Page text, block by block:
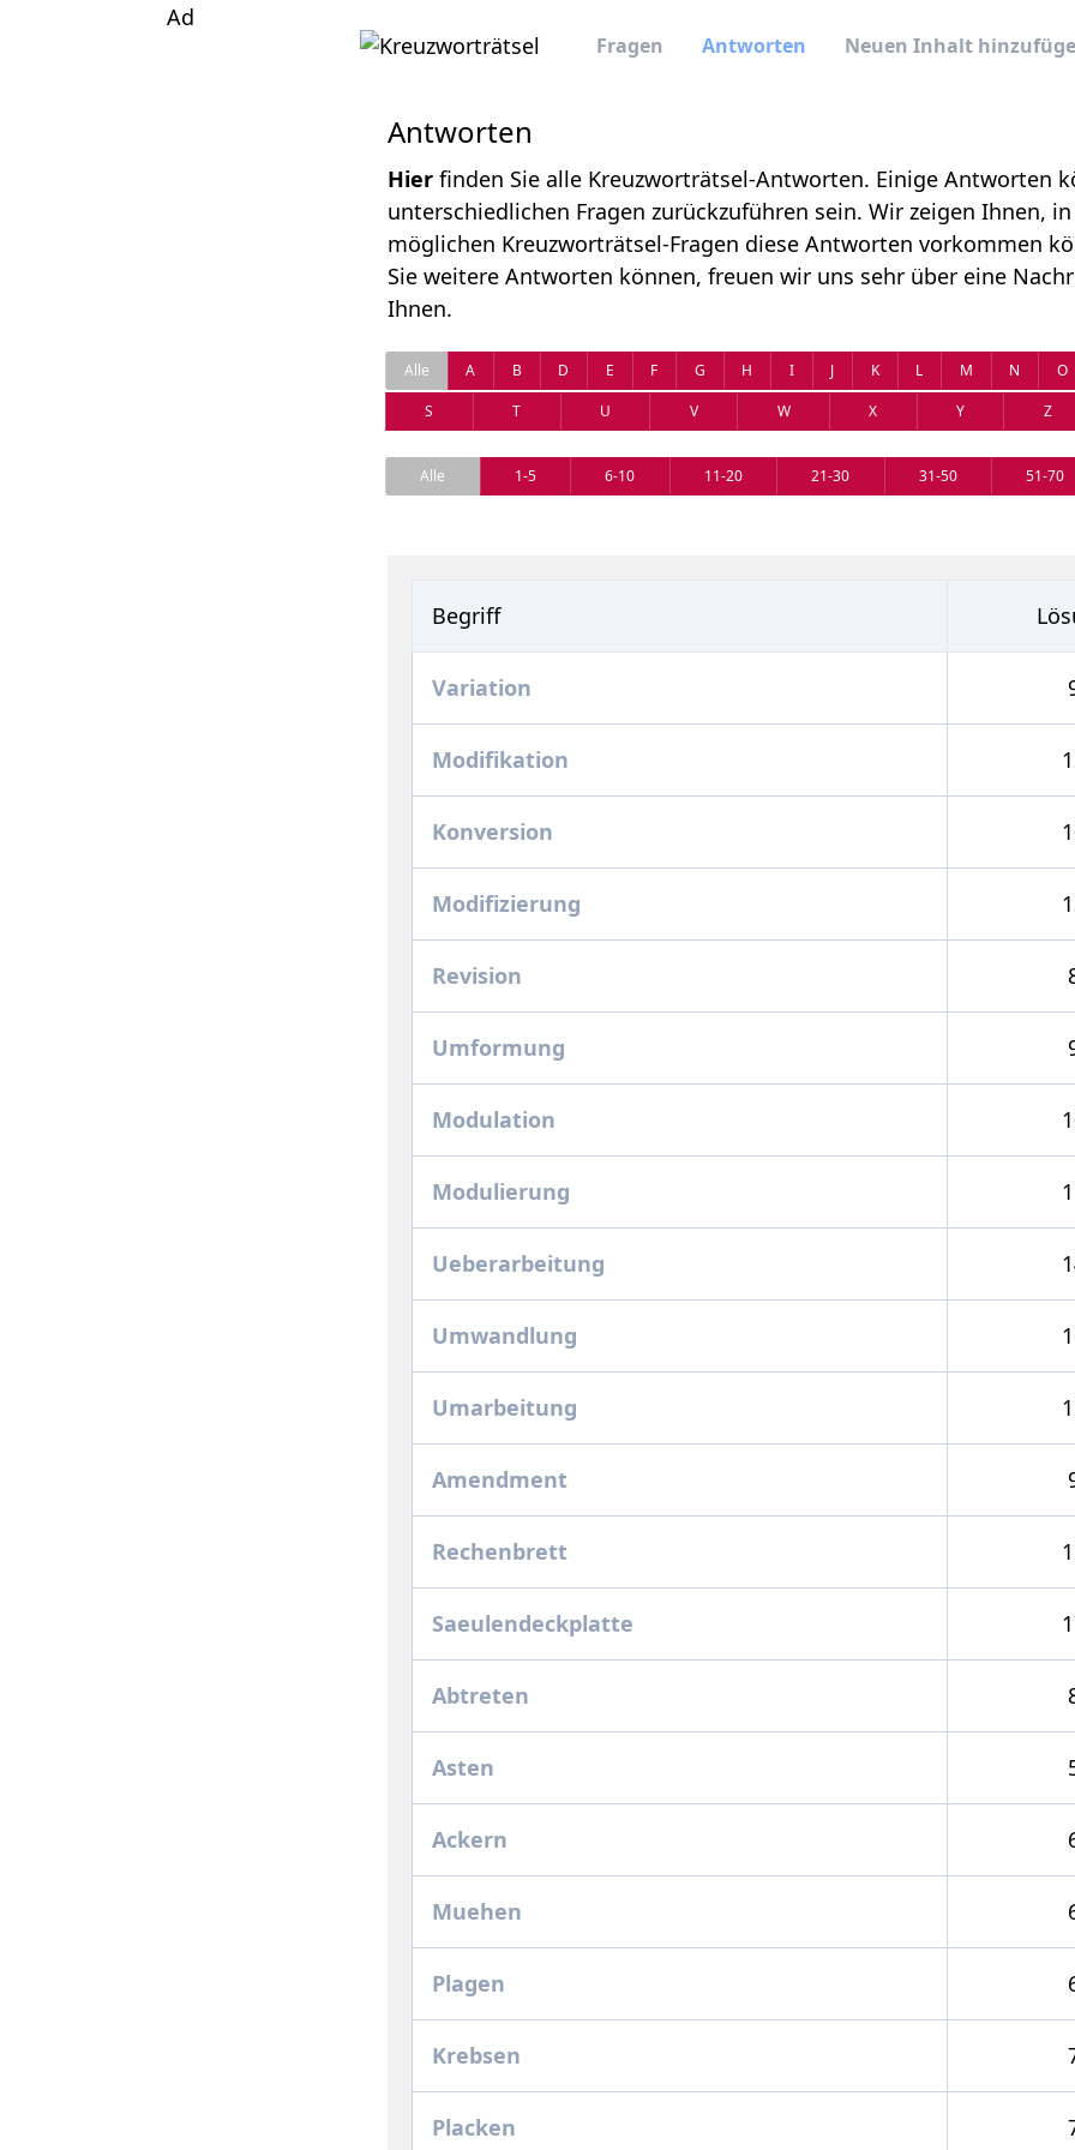
Fragen Antworten Neuen Inhalt
Ad
Antworten
Hier finden Sie alle Kreuzworträtsel-Antworten. Einige Antworten
unterschiedlichen Fragen zurückzuführen sein. Wir zeigen Ihnen,
möglichen Kreuzworträtsel-Fragen diese Antworten vorkommen
Sie weitere Antworten können, freuen wir uns sehr über eine
Ihnen.
Alle A B D E F G H I J K L M N O
S
T U V W X Y Z
Alle 1-5 6-10 11-20 21-30 31-50 51-70
Begriff
Variation
Modifikation
Konversion
Modifizierung
Revision
Umformung
Modulation
Modulierung
Ueberarbeitung
Umwandlung
Umarbeitung
Amendment
Rechenbrett
Saeulendeckplatte
Abtreten
Asten
Ackern
Muehen
Plagen
Krebsen
Placken